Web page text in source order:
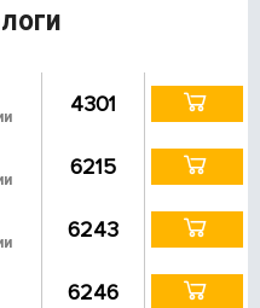
4301
6215
6243
6246